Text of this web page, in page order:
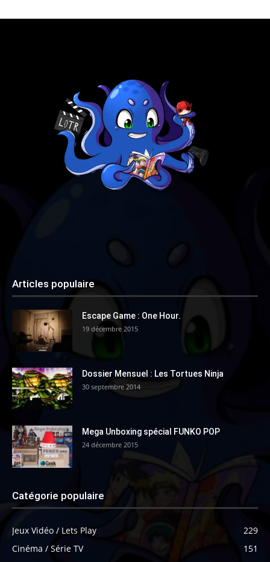
Articles populaire
Escape Game : One Hour.
19 décembre 2015
Dossier Mensuel : Les Tortues Ninja
30 septembre 2014
Mega Unboxing spécial FUNKO POP
24 décembre 2015
Catégorie populaire
Jeux Vidéo / Lets Play
229
Cinéma / Série TV
151